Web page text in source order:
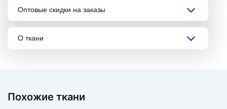
Оптовые скидки на заказы
О ткани
Похожие ткани